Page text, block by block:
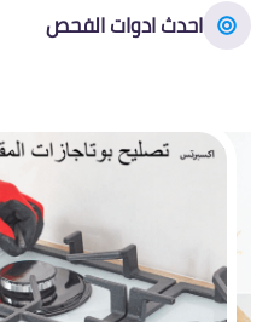
احدث ادوات الفحص